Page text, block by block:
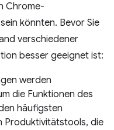
Chrome-
könnten. Bevor Sie
verschiedener
besser geeignet ist:
werden
die Funktionen des
häufigsten
Produktivitätstools, die